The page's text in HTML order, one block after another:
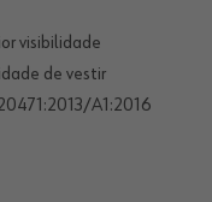
visibilidade
de vestir
A1:2016